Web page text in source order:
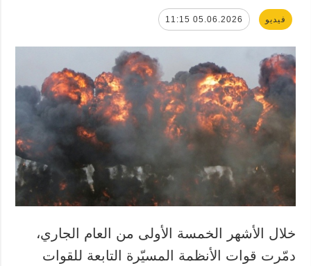
فيديو 05.06.2026 11:15
خلال الأشهر الخمسة الأولى من العام الجاري،
دمّرت قوات الأنظمة المسيّرة التابعة للقوات